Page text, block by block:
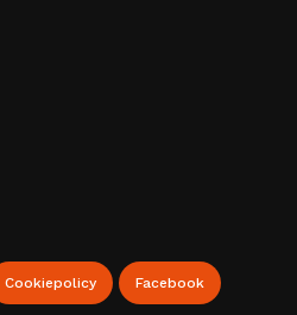
Lagerinredningar
Cookiepolicy Facebook